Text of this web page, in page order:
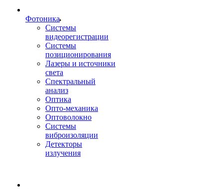
Фотоника
Cистемы
видеорегистрации
Системы
позиционирования
Лазеры и источники
света
Спектральный
анализ
Оптика
Опто-механика
Оптоволокно
Системы
виброизоляции
Детекторы
излучения